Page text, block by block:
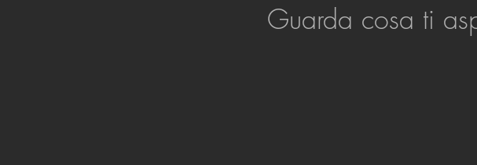
Guarda cosa ti